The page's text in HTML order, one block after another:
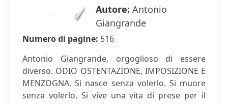
Autore: Antonio
Giangrande
Numero di pagine: 516
Antonio Giangrande, orgoglioso di essere
diverso. ODIO OSTENTAZIONE, IMPOSIZIONE E
MENZOGNA. Si nasce senza volerlo. Si muore
senza volerlo. Si vive una vita di prese per il